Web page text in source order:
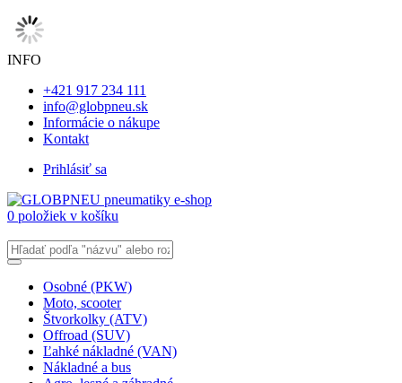
INFO
+421 917 234 111
info@globpneu.sk
Informácie o nákupe
Kontakt
Prihlásiť sa
0 položiek v košíku
Osobné (PKW)
Moto, scooter
Štvorkolky (ATV)
Offroad (SUV)
Ľahké nákladné (VAN)
Nákladné a bus